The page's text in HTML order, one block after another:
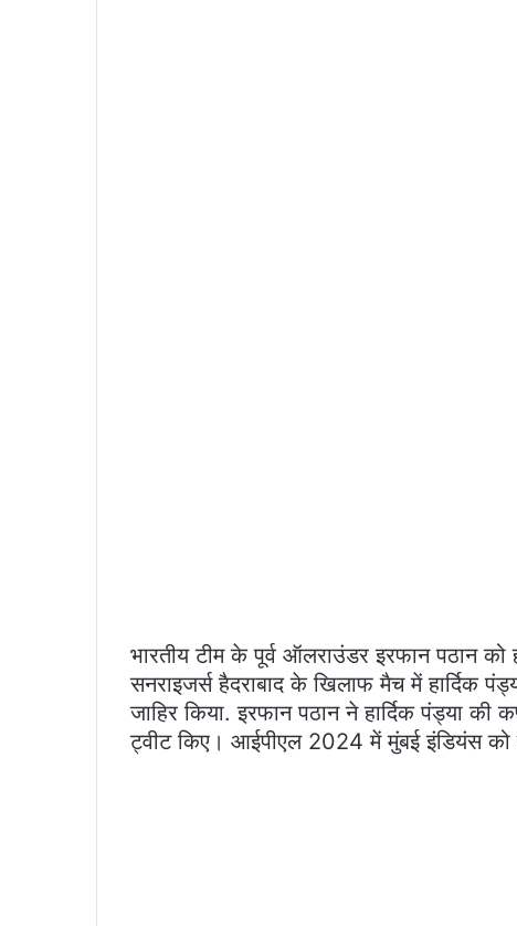
भारतीय टीम के पूर्व ऑलराउंडर इरफान पठान को
सनराइजर्स हैदराबाद के खिलाफ मैच में हार्दिक
जाहिर किया. इरफान पठान ने हार्दिक पंड्या
ट्वीट किए। आईपीएल 2024 में मुंबई इंडियंस को